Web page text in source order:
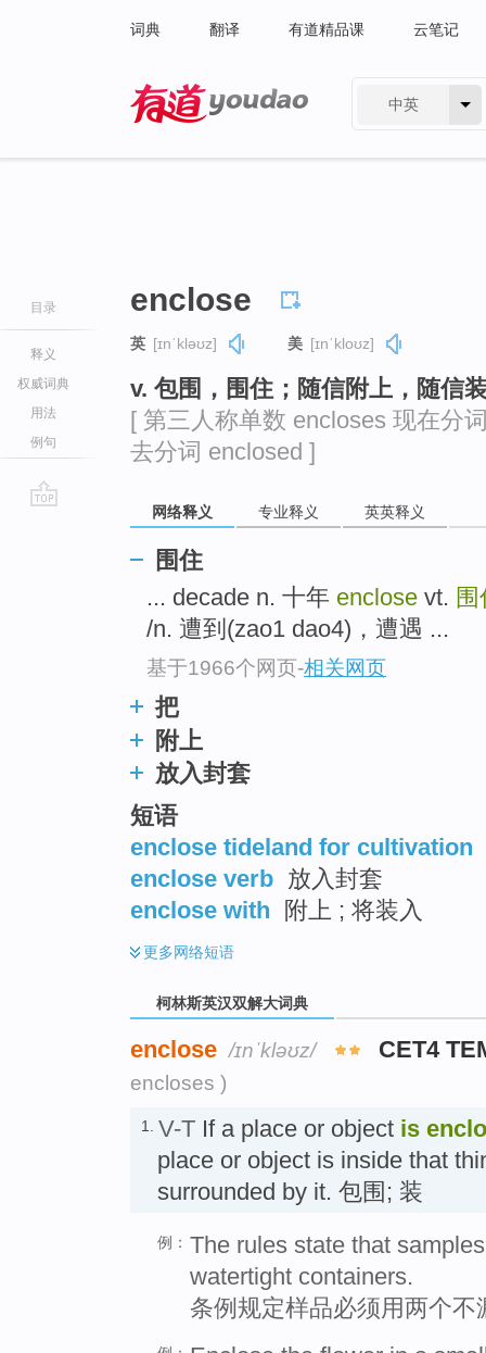
词典 翻译 有道精品课 云笔记
中英
目录
释义
权威词典
用法
例句
enclose
英 [ɪnˈkləʊz] 美 [ɪnˈkloʊz]
v. 包围，围住；随信附上，随信
[ 第三人称单数 encloses 现在分
去分词 enclosed ]
网络释义 专业释义 英英释义
围住
... decade n. 十年 enclose vt.
/n. 遭到(zao1 dao4)，遭遇 ...
基于1966个网页-相关网页
把
附上
放入封套
短语
enclose tideland for cultivation
enclose verb 放入封套
enclose with
附上 ; 将装入
更多网络短语
柯林斯英汉双解大词典
enclose /ɪnˈkləʊz/ CET4
encloses )
1. V-T If a place or object is
place or object is inside that
surrounded by it. 包围; 装
例： The rules state that
watertight containers.
条例规定样品必须用两个